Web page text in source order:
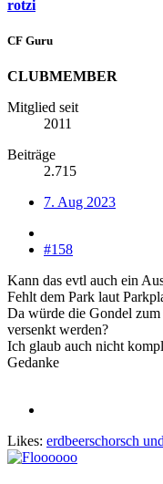
rotzi
CF Guru
CLUBMEMBER
Mitglied seit
2011
Beiträge
2.715
7. Aug 2023
#158
Kann das evtl auch ein
Fehlt dem Park laut
Da würde die Gondel zum
versenkt werden?
Ich glaub auch nicht
Gedanke
Likes: erdbeerschorsch und